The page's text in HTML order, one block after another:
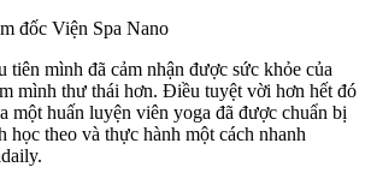
tiên mình đã cảm nhận được sức khỏe của
mình thư thái hơn. Điều tuyệt vời hơn hết đó
một huấn luyện viên yoga đã được chuẩn bị
học theo và thực hành một cách nhanh